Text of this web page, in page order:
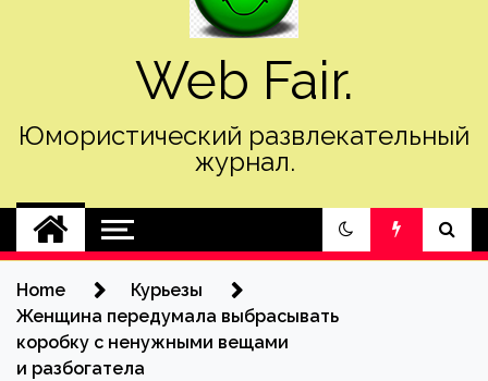
Web Fair.
Юмористический развлекательный
журнал.
Home
Курьезы
Женщина передумала выбрасывать
коробку с ненужными вещами
и разбогатела